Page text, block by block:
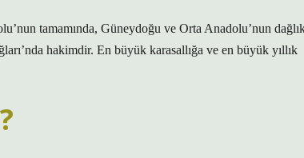
tamamında, Güneydoğu ve Orta Anadolu’nun
hakimdir. En büyük karasallığa ve en büyük yıllık